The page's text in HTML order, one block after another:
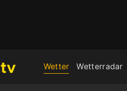
Wetter Wetterradar